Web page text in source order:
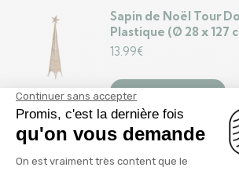
Sapin de Noël Tour
Plastique (Ø 28 x 127
13.99€
Ajouter au panier
Sapin de Noël DKD
Rouge Vert Naturel
cm